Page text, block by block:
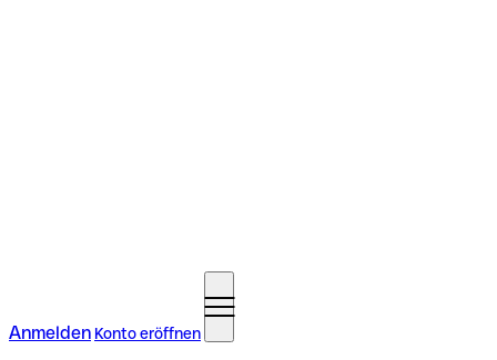
Anmelden Konto eröffnen